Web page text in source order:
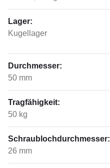
Lager:
Kugellager
Durchmesser:
50 mm
Tragfähigkeit:
50 kg
Schraublochdurchmesser:
26 mm